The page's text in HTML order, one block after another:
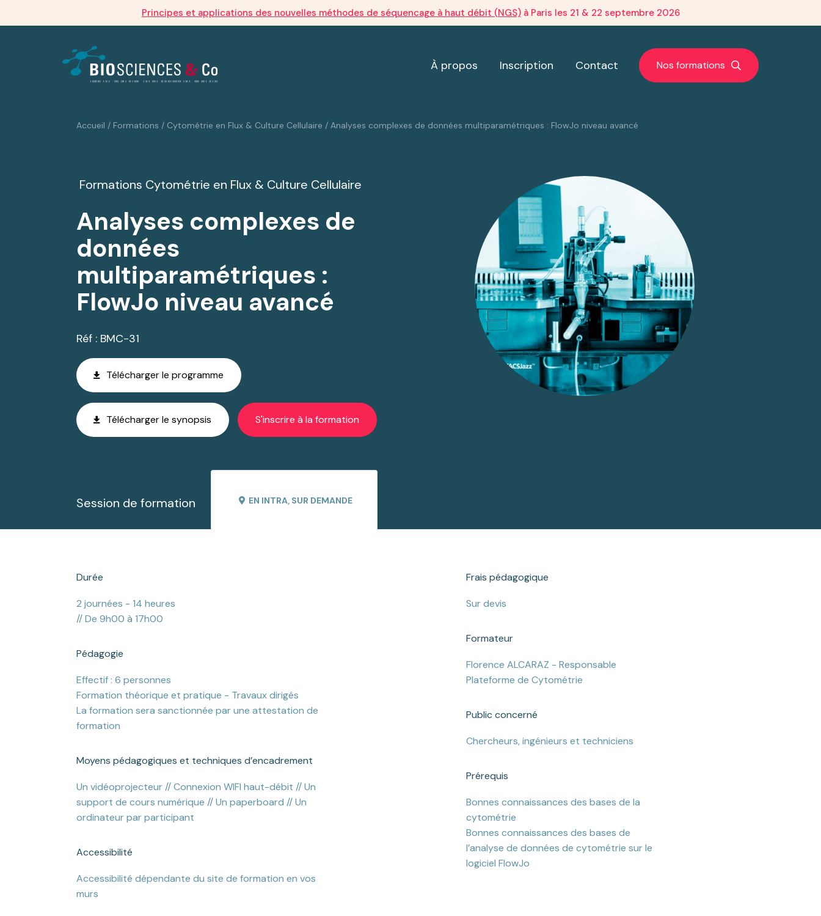
Principes et applications des nouvelles méthodes de séquencage à haut débit (NGS)à Paris les 21 & 22 septembre 2026
À propos Inscription Contact Nos formations
Accueil / Formations / Cytométrie en Flux & Culture Cellulaire / Analyses complexes de données multiparamétriques : FlowJo niveau avancé
Formations Cytométrie en Flux & Culture Cellulaire
Analyses complexes de
données
multiparamétriques :
FlowJo niveau avancé
Réf : BMC-31
Télécharger le programme
Télécharger le synopsis S'inscrire à la formation
Session de formation EN INTRA, SUR DEMANDE
Durée
2 journées - 14 heures
// De 9h00 à 17h00
Pédagogie
Effectif : 6 personnes
Formation théorique et pratique - Travaux dirigés
La formation sera sanctionnée par une attestation de
formation
Moyens pédagogiques et techniques d’encadrement
Un vidéoprojecteur // Connexion WIFI haut-débit // Un
support de cours numérique // Un paperboard // Un
ordinateur par participant
Accessibilité
Accessibilité dépendante du site de formation en vos
murs
Frais pédagogique
Sur devis
Formateur
Florence ALCARAZ - Responsable
Plateforme de Cytométrie
Public concerné
Chercheurs, ingénieurs et techniciens
Prérequis
Bonnes connaissances des bases de la
cytométrie
Bonnes connaissances des bases de
l’analyse de données de cytométrie sur le
logiciel FlowJo